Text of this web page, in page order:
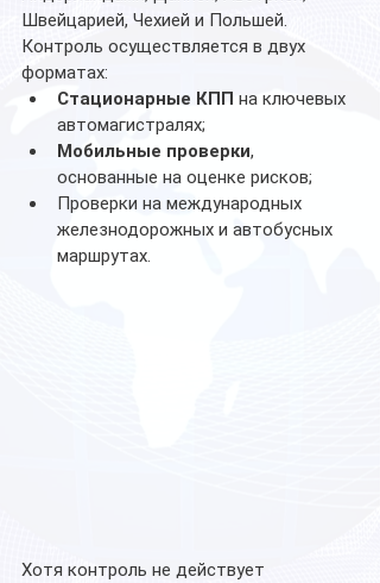
Швейцарией, Чехией и Польшей.
Контроль осуществляется в двух
форматах:
Стационарные КПП на ключевых
автомагистралях;
Мобильные проверки,
основанные на оценке рисков;
Проверки на международных
железнодорожных и автобусных
маршрутах.
Хотя контроль не действует